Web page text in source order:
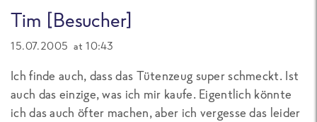
Tim [Besucher]
15.07.2005 at 10:43
Ich finde auch, dass das Tütenzeug super schmeckt. Ist
auch das einzige, was ich mir kaufe. Eigentlich könnte
ich das auch öfter machen, aber ich vergesse das leider